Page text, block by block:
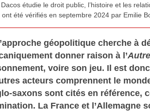
étudie le droit public, l’histoire et les
ont été vérifiés en septembre 2024 par Emilie
géopolitique cherche à
donner raison à l’Autre
voire son jeu. Il est
acteurs comprennent le
saxons sont cités en référence,
La France et l’Allemagne